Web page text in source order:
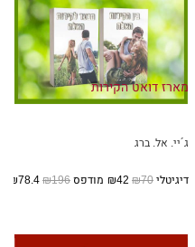
מארז דואט הקירות
ג´יי. אל. ברג
דיגיטלי₪70 מודפס₪196